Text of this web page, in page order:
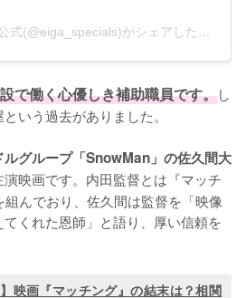
映画『スペシャルズ』公式(@eiga_specials)がシェアした投稿
で働く心優しき補助職員です。し
いう過去がありました。
グループ「SnowMan」の佐久間大
映画です。内田監督とは『マッチ
んでおり、佐久間は監督を「映像
くれた恩師」と語り、厚い信頼を
】映画『マッチング』の結末は？相関